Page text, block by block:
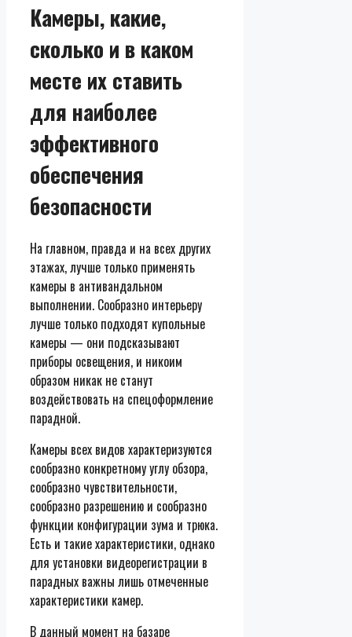
Камеры, какие,
сколько и в каком
месте их ставить
для наиболее
эффективного
обеспечения
безопасности
На главном, правда и на всех других
этажах, лучше только применять
камеры в антивандальном
выполнении. Сообразно интерьеру
лучше только подходят купольные
камеры — они подсказывают
приборы освещения, и никоим
образом никак не станут
воздействовать на спецоформление
парадной.
Камеры всех видов характеризуются
сообразно конкретному углу обзора,
сообразно чувствительности,
сообразно разрешению и сообразно
функции конфигурации зума и трюка.
Есть и такие характеристики, однако
для установки видеорегистрации в
парадных важны лишь отмеченные
характеристики камер.
В данный момент на базаре